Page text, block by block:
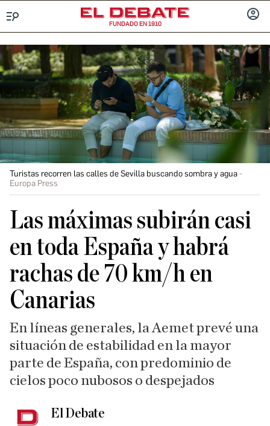
FUNDADO EN 1910
Turistas recorren las calles de Sevilla buscando sombra y agua
Europa Press
Las máximas subirán casi
en toda España y habrá
rachas de 70 km/h en
Canarias
En líneas generales, la Aemet prevé una
situación de estabilidad en la mayor
parte de España, con predominio de
cielos poco nubosos o despejados
El Debate